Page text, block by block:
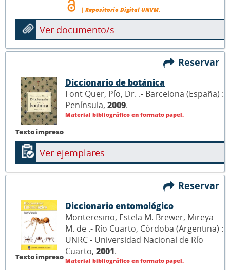
| Repositorio Digital UNVM.
Ver documento/s
Reservar
Texto impreso
Diccionario de botánica
Font Quer, Pío, Dr. .- Barcelona (España) :
Península, 2009.
Material bibliográfico en formato papel.
Ver ejemplares
Reservar
Texto impreso
Diccionario entomológico
Monteresino, Estela M. Brewer, Mireya
M. de .- Río Cuarto, Córdoba (Argentina) :
UNRC - Universidad Nacional de Río
Cuarto, 2001.
Material bibliográfico en formato papel.